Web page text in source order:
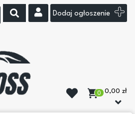
Dodaj ogłoszenie
0 0,00 zł